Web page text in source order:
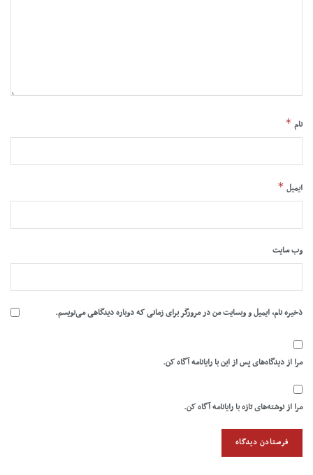
نام *
ایمیل *
وب‌ سایت
ذخیره نام، ایمیل و وبسایت من در مرورگر برای زمانی که دوباره دیدگاهی می‌نویسم.
مرا از دیدگاه‌های پس از این با رایانامه آگاه کن.
مرا از نوشته‌های تازه با رایانامه آگاه کن.